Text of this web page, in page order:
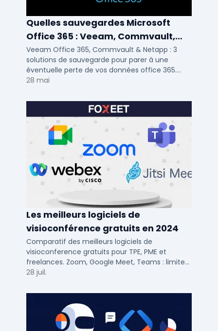
Quelles sauvegardes Microsoft
Office 365 : Veeam, Commvault,
Netapp
Veeam Office 365, Commvault & Netapp : 3
solutions de sauvegarde pour parer à une
éventuelle perte de vos données office 365.
Voici notre ...
28 mai
Les meilleurs logiciels de
visioconférence gratuits en 2024
Comparatif des meilleurs logiciels de
visioconference gratuits pour TPE, PME et
freelances. Zoom, Google Meet, Teams : limites,
participants, fonctions cles pour bien choisir.
28 juil.